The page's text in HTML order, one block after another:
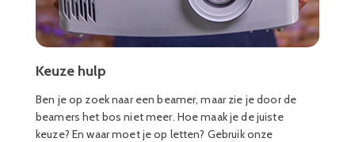
Keuze hulp
Ben je op zoek naar een beamer, maar zie je door de
beamers het bos niet meer. Hoe maak je de juiste
keuze? En waar moet je op letten? Gebruik onze